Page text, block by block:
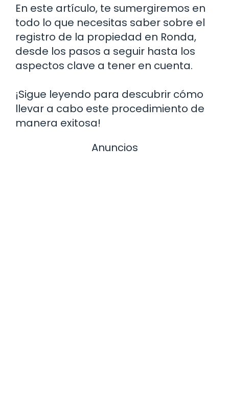
En este artículo, te sumergiremos en
todo lo que necesitas saber sobre el
registro de la propiedad en Ronda,
desde los pasos a seguir hasta los
aspectos clave a tener en cuenta.
¡Sigue leyendo para descubrir cómo
llevar a cabo este procedimiento de
manera exitosa!
Anuncios